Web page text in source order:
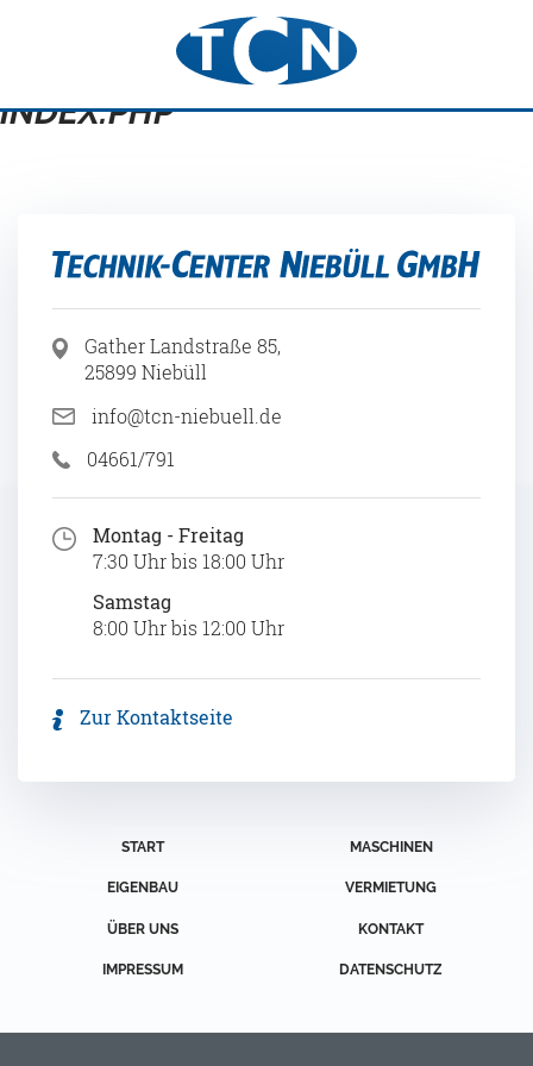
INDEX.PHP
Gather Landstraße 85,
25899 Niebüll
info@tcn-niebuell.de
04661/791
Montag - Freitag
7:30 Uhr bis 18:00 Uhr
Samstag
8:00 Uhr bis 12:00 Uhr
Zur Kontaktseite
START MASCHINEN
EIGENBAU VERMIETUNG
ÜBER UNS KONTAKT
IMPRESSUM DATENSCHUTZ